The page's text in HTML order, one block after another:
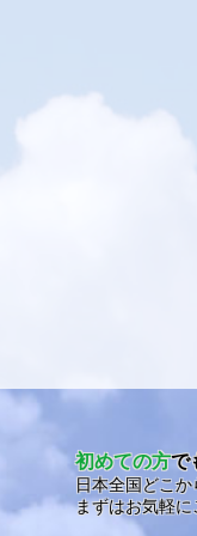
初めての方で
日本全国どこ
まずはお気軽